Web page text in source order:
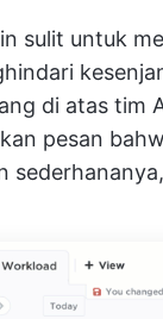
sulit untuk
di atas tim
pesan